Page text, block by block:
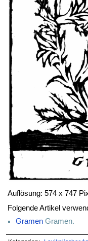
Auflösung: 574 x 747
Folgende Artikel
Gramen Gramen.